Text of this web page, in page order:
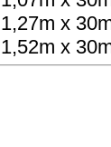
1,27m x
1,52m x